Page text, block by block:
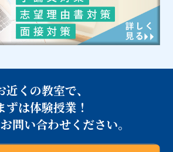
近くの教室で、
ずは体験授業！
問い合わせください。